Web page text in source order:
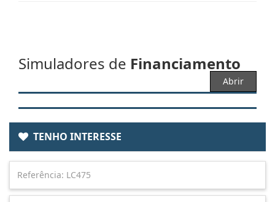
Simuladores de Financiamento
Abrir
TENHO INTERESSE